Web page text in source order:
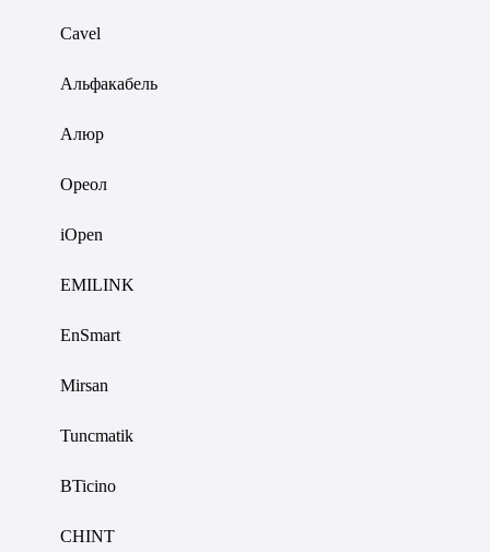
Cavel
Альфакабель
Алюр
Ореол
iOpen
EMILINK
EnSmart
Mirsan
Tuncmatik
BTicino
CHINT